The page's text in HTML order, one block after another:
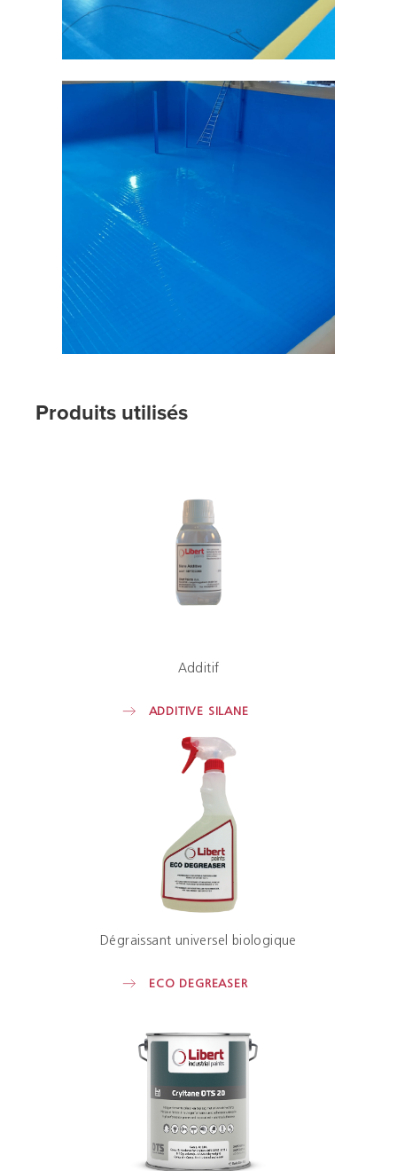
Produits utilisés
Additif
ADDITIVE SILANE
Dégraissant universel biologique
ECO DEGREASER